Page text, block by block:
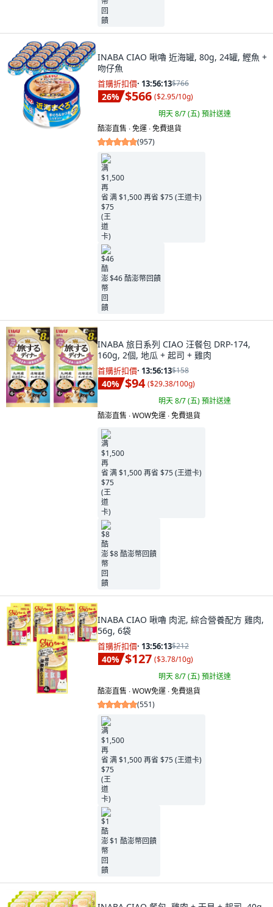
INABA CIAO 啾嚕 近海罐, 80g, 24罐, 鰹魚 +
吻仔魚
首購折扣價· 13:56:11$766
26% $566 ($2.95/10g)
明天 8/7 (五)預計送達
酷澎直售 ∙ 免運 ∙ 免費退貨
(957)
满 $1,500 再省 $75 (王道卡)
$46 酷澎幣回饋
INABA 旅日系列 CIAO 汪餐包 DRP-174,
160g, 2個, 地瓜 + 起司 + 雞肉
首購折扣價· 13:56:11$158
40% $94 ($29.38/100g)
明天 8/7 (五)預計送達
酷澎直售 ∙ WOW免運 ∙ 免費退貨
满 $1,500 再省 $75 (王道卡)
$8 酷澎幣回饋
INABA CIAO 啾嚕 肉泥, 綜合營養配方 雞肉,
56g, 6袋
首購折扣價· 13:56:11$212
40% $127 ($3.78/10g)
明天 8/7 (五)預計送達
酷澎直售 ∙ WOW免運 ∙ 免費退貨
(551)
满 $1,500 再省 $75 (王道卡)
$1 酷澎幣回饋